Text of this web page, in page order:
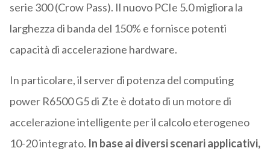
serie 300 (Crow Pass). Il nuovo PCIe 5.0 migliora la
larghezza di banda del 150% e fornisce potenti
capacità di accelerazione hardware.
In particolare, il server di potenza del computing
power R6500 G5 di Zte è dotato di un motore di
accelerazione intelligente per il calcolo eterogeneo
10-20 integrato. In base ai diversi scenari applicativi,